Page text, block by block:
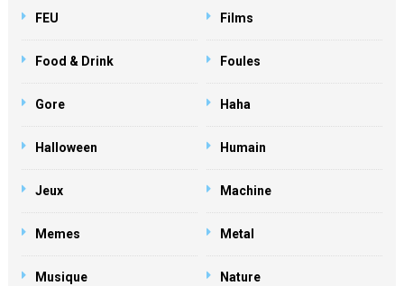
FEU Films
Food & Drink Foules
Gore Haha
Halloween Humain
Jeux Machine
Memes Metal
Musique Nature